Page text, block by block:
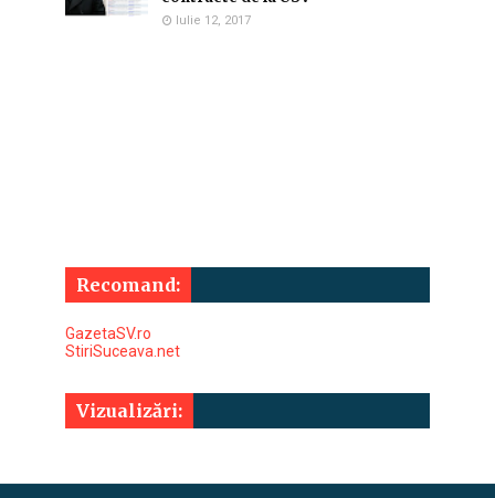
Iulie 12, 2017
Recomand:
GazetaSV.ro
StiriSuceava.net
Vizualizări: